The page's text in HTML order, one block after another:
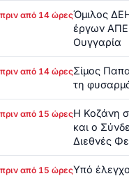
πριν από 14 ώρεςΌμιλος
έργων ΑΠΕ
Ουγγαρία
πριν από 14 ώρεςΣίμος
τη
πριν από 15 ώρεςΗ Κοζάνη
και ο
Διεθνές
πριν από 15 ώρεςΥπό